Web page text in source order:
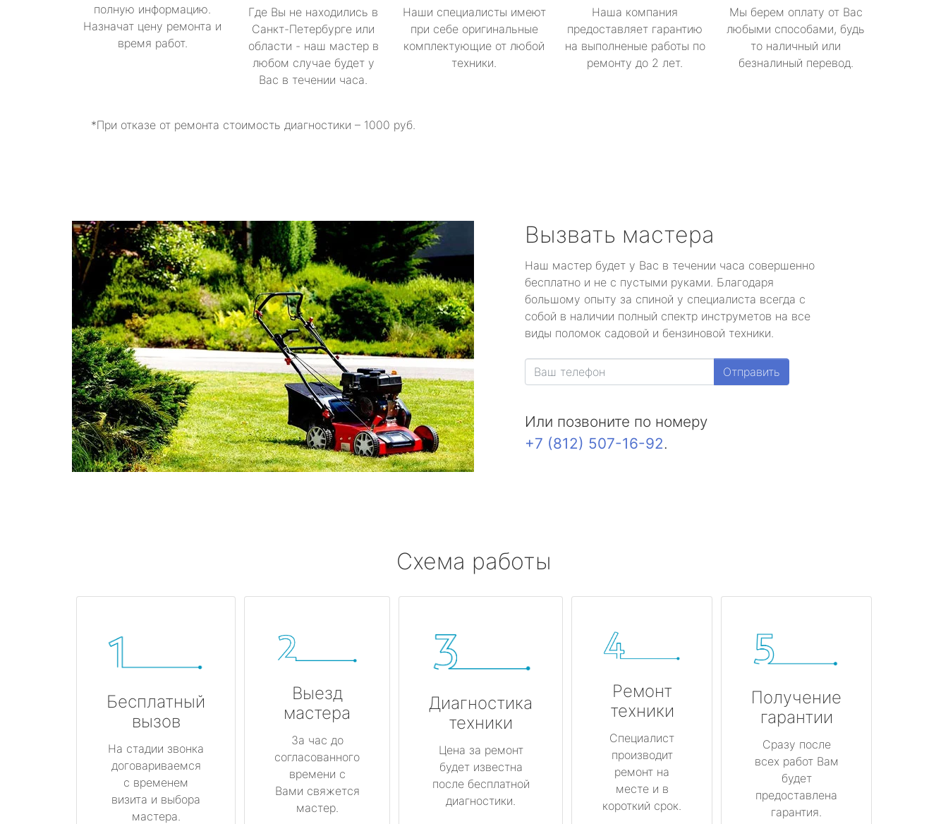
полную информацию.
Назначат цену ремонта и
время работ.
Где Вы не находились в
Санкт-Петербурге или
области - наш мастер в
любом случае будет у
Вас в течении часа.
Наши специалисты имеют
при себе оригинальные
комплектующие от любой
техники.
Наша компания
предоставляет гарантию
на выполненые работы по
ремонту до 2 лет.
Мы берем оплату от Вас
любыми способами, будь
то наличный или
безналиный перевод.
*При отказе от ремонта стоимость диагностики – 1000 руб.
Вызвать мастера
Наш мастер будет у Вас в течении часа совершенно
бесплатно и не с пустыми руками. Благодаря
большому опыту за спиной у специалиста всегда с
собой в наличии полный спектр инструметов на все
виды поломок садовой и бензиновой техники.
Отправить
Или позвоните по номеру
+7 (812) 507-16-92.
Схема работы
Бесплатный
вызов
На стадии звонка
договариваемся
с временем
визита и выбора
мастера.
Выезд
мастера
За час до
согласованного
времени с
Вами свяжется
мастер.
Диагностика
техники
Цена за ремонт
будет известна
после бесплатной
диагностики.
Ремонт
техники
Специалист
производит
ремонт на
месте и в
короткий срок.
Получение
гарантии
Сразу после
всех работ Вам
будет
предоставлена
гарантия.